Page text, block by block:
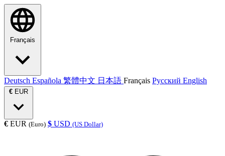
Français
Deutsch Española 繁體中文 日本語 Français Русский English
€ EUR
€ EUR (Euro) $ USD (US Dollar)